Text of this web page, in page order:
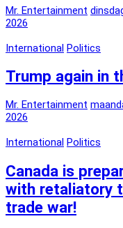
Mr. Entertainment
2026
International Politics
Trump again in
Mr. Entertainment
2026
International Politics
Canada is
with retaliatory
trade war!